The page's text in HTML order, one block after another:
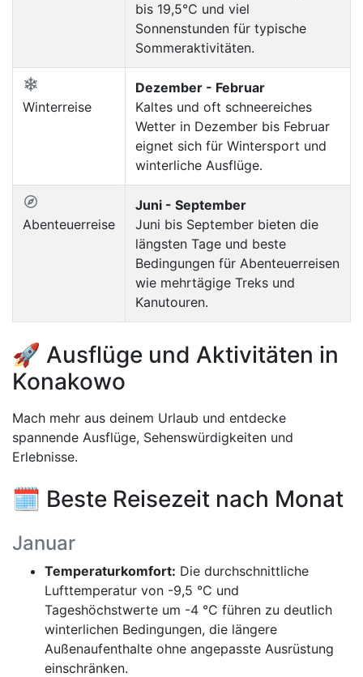
bis 19,5°C und viel
Sonnenstunden für typische
Sommeraktivitäten.
Winterreise
Dezember - Februar
Kaltes und oft schneereiches
Wetter in Dezember bis Februar
eignet sich für Wintersport und
winterliche Ausflüge.
Abenteuerreise
Juni - September
Juni bis September bieten die
längsten Tage und beste
Bedingungen für Abenteuerreisen
wie mehrtägige Treks und
Kanutouren.
🚀 Ausflüge und Aktivitäten in
Konakowo
Mach mehr aus deinem Urlaub und entdecke
spannende Ausflüge, Sehenswürdigkeiten und
Erlebnisse.
🗓️ Beste Reisezeit nach Monat
Januar
Temperaturkomfort: Die durchschnittliche
Lufttemperatur von -9,5 °C und
Tageshöchstwerte um -4 °C führen zu deutlich
winterlichen Bedingungen, die längere
Außenaufenthalte ohne angepasste Ausrüstung
einschränken.